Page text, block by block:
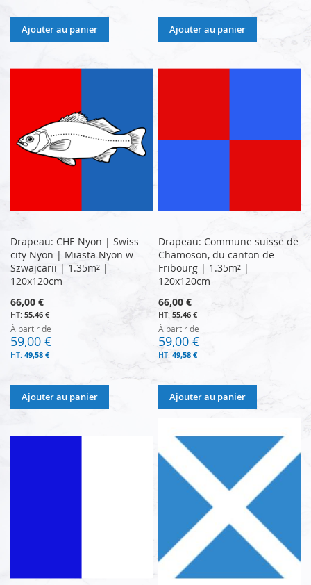
Ajouter au panier Ajouter au panier
Drapeau: CHE Nyon | Swiss
city Nyon | Miasta Nyon w
Szwajcarii | 1.35m² |
120x120cm
66,00 €
55,46 €
À partir de
59,00 €
49,58 €
Ajouter au panier
Drapeau: Commune suisse de
Chamoson, du canton de
Fribourg | 1.35m² |
120x120cm
66,00 €
55,46 €
À partir de
59,00 €
49,58 €
Ajouter au panier